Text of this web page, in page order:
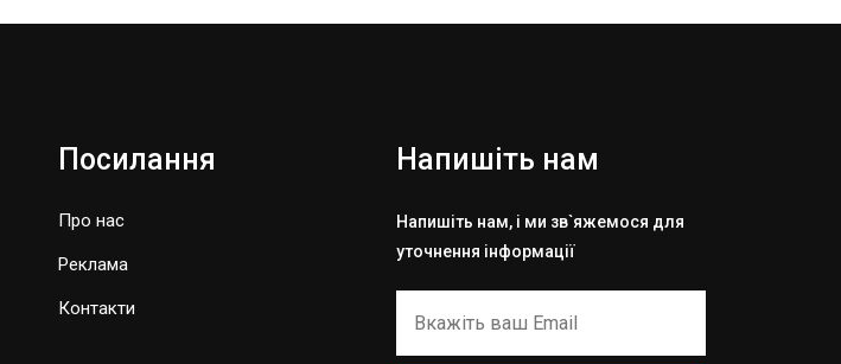
Посилання
Про нас
Реклама
Контакти
Напишіть нам
Напишіть нам, і ми зв`яжемося для
уточнення інформації